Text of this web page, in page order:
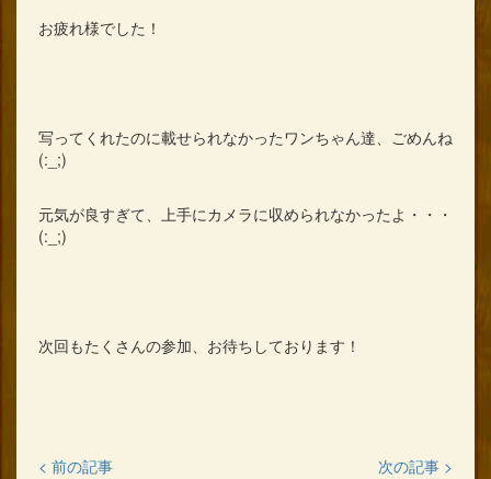
お疲れ様でした！
写ってくれたのに載せられなかったワンちゃん達、ごめんね
(:_;)
元気が良すぎて、上手にカメラに収められなかったよ・・・
(:_;)
次回もたくさんの参加、お待ちしております！
< 前の記事 次の記事 >